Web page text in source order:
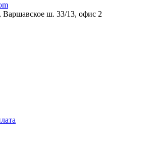
Варшавское ш. 33/13, офис 2